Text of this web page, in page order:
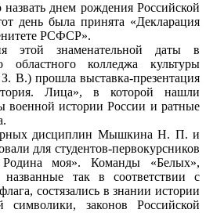
днем рождения Российской
день была принята «Декларация
РСФСР».
этой знаменательной даты в
областного колледжа культуры
В.) прошла выставка-презентация
Лица», в которой нашли
военной истории России и ратные
дисциплин Мышкина Н. П. и
для студентов-первокурсников
моя». Команды «Белых»,
так в соответствии с
состязались в знании истории
символики, законов Российской